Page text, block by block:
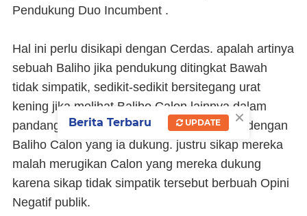
Pendukung Duo Incumbent .
Hal ini perlu disikapi dengan Cerdas. apalah artinya
sebuah Baliho jika pendukung ditingkat Bawah
tidak simpatik, sedikit-sedikit bersitegang urat
kening jika melihat Baliho Calon lainnya dalam
pandangan mereka terlalu berdekat Posisi dengan
Baliho Calon yang ia dukung. justru sikap mereka
malah merugikan Calon yang mereka dukung
karena sikap tidak simpatik tersebut berbuah Opini
Negatif publik.
×
Berita Terbaru UPDATE